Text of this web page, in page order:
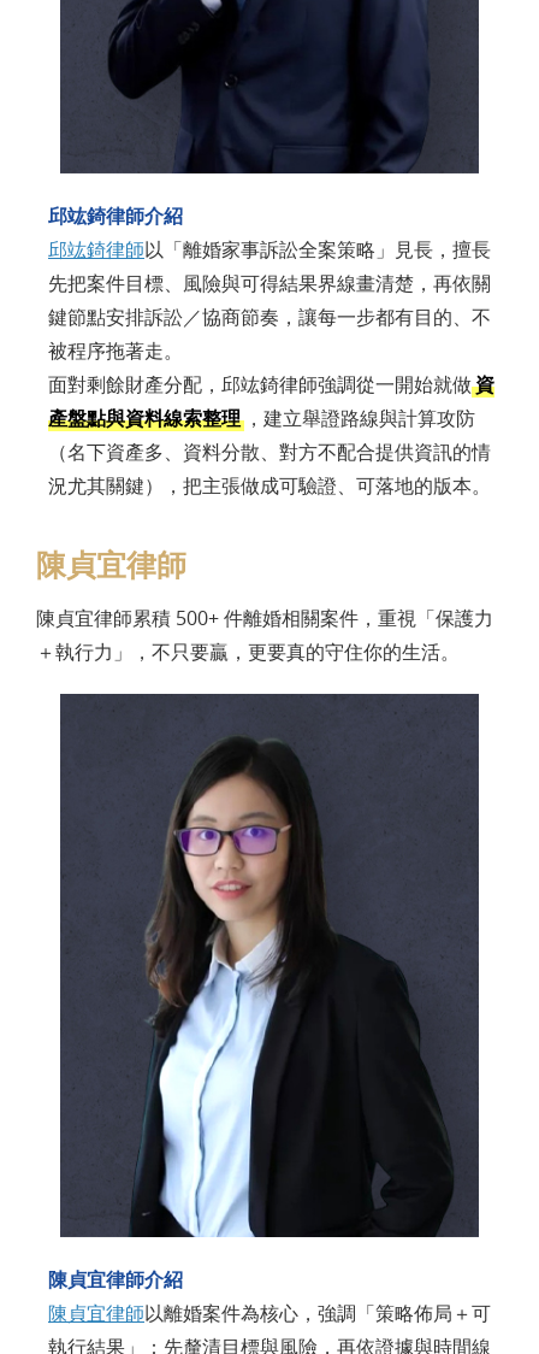
邱竑錡律師介紹
邱竑錡律師以「離婚家事訴訟全案策略」見長，擅長
先把案件目標、風險與可得結果界線畫清楚，再依關
鍵節點安排訴訟／協商節奏，讓每一步都有目的、不
被程序拖著走。
面對剩餘財產分配，邱竑錡律師強調從一開始就做資
產盤點與資料線索整理 ，建立舉證路線與計算攻防
（名下資產多、資料分散、對方不配合提供資訊的情
況尤其關鍵），把主張做成可驗證、可落地的版本。
陳貞宜律師
陳貞宜律師累積 500+ 件離婚相關案件，重視「保護力
＋執行力」，不只要贏，更要真的守住你的生活。
陳貞宜律師介紹
陳貞宜律師以離婚案件為核心，強調「策略佈局＋可
執行結果」：先釐清目標與風險，再依證據與時間線